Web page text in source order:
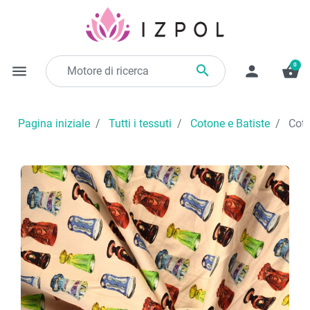
menu  person shopping_basket
0
Pagina iniziale Tutti i tessuti Cotone e Batiste